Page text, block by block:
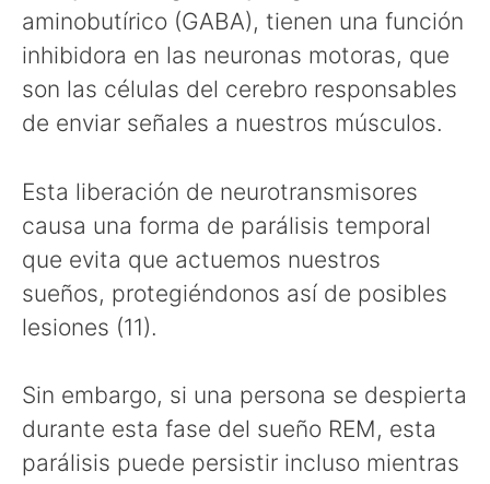
aminobutírico (GABA), tienen una función
inhibidora en las neuronas motoras, que
son las células del cerebro responsables
de enviar señales a nuestros músculos.
Esta liberación de neurotransmisores
causa una forma de parálisis temporal
que evita que actuemos nuestros
sueños, protegiéndonos así de posibles
lesiones (11).
Sin embargo, si una persona se despierta
durante esta fase del sueño REM, esta
parálisis puede persistir incluso mientras